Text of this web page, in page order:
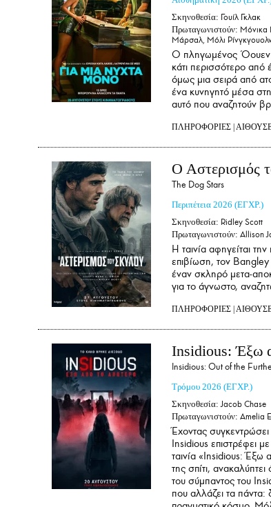
Σκηνοθεσία: Γουίλ Γκλακ
Πρωταγωνιστούν: Μόνικα
Μάρσαλ, Μόλι
Ο πληγωμένος Όουεν
κάτι περισσότερο από
όμως μια σειρά από
ένα κυνηγητό μέσα
αυτό που αναζητούν
ΠΛΗΡΟΦΟΡΙΕΣ
Ο Αστερισμός
The Dog Stars
Περιπέτεια 2026 (ΕΓΧΡ.)
Σκηνοθεσία: Ridley Scott
Πρωταγωνιστούν: Allison
Η ταινία αφηγείται
επιβίωση, τον
έναν σκληρό μετα-
για το άγνωστο,
ΠΛΗΡΟΦΟΡΙΕΣ
Insidious: Έξω
Insidious: Out of the
Τρόμου 2026 (ΕΓΧΡ.)
Σκηνοθεσία: Jacob Chase
Πρωταγωνιστούν: Amelia
Έχοντας
Insidious επιστρέφει
ταινία «Insidious: Έξω
της σπίτι,
του σύμπαντος του
που αλλάζει τα πάντα: